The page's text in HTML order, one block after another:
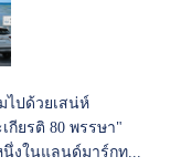
ไปด้วยเสน่ห์
กียรติ 80 พรรษา"
งในแลนด์มาร์กท...